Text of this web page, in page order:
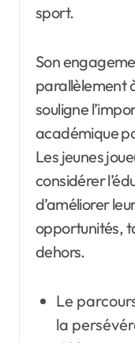
sport.
Son
parallèlement
souligne
académique
Les jeunes
considérer
d’améliorer
opportunités,
dehors.
Le
la